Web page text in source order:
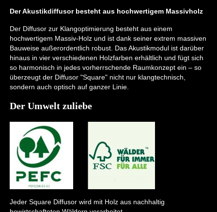
Der Akustikdiffusor besteht aus hochwertigem Massivholz
Der Diffusor zur Klangoptimierung besteht aus einem
hochwertigem Massiv-Holz und ist dank seiner extrem massiven
Bauweise außerordentlich robust. Das Akustikmodul ist darüber
hinaus in vier verschiedenen Holzfarben erhältlich und fügt sich
so harmonisch in jedes vorherrschende Raumkonzept ein – so
überzeugt der Diffusor "Square" nicht nur klangtechnisch,
sondern auch optisch auf ganzer Linie.
Der Umwelt zuliebe
Jeder Square Diffusor wird mit Holz aus nachhaltig